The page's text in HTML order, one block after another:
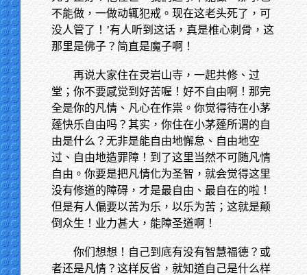
不能做，一做动辄犯戒。现在这老头死了，可
没人管了！’有人听到这话，真是椎心刺骨，这
那里是佛子？简直是魔子啊！
再说大家住在灵岩山寺，一起共修、过
堂；你不要感觉到好苦喔！好不自由啊！那完
全是你的凡情、凡心在作祟。你觉得待在小茅
蓬快乐自由吗？其实，你住在小茅蓬所谓的自
由是什么？无非是能自由地懈怠、自由地空
过、自由地造罪障！到了这里当然不可随凡情
自由。你要是把凡情化为圣智，就会觉得这里
没有修道的障碍，才是最自由、最自在的啦！
但是有人偏要以苦为乐，以乐为苦；这就是颠
倒众生！业力甚大，能障圣道啊！
你们想想！自己到底有没有智慧福德？或
者还是凡情？这样反省，就知道自己是什么样